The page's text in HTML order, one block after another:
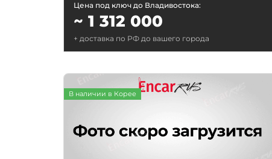
Цена под ключ до Владивостока:
~ 1 312 000
+ доставка по РФ до вашего города
В наличии в Корее
Москва
Нижний Новгород